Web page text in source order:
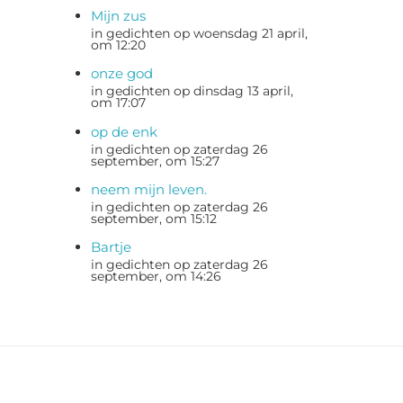
Mijn zus
in gedichten op woensdag 21 april,
om 12:20
onze god
in gedichten op dinsdag 13 april,
om 17:07
op de enk
in gedichten op zaterdag 26
september, om 15:27
neem mijn leven.
in gedichten op zaterdag 26
september, om 15:12
Bartje
in gedichten op zaterdag 26
september, om 14:26